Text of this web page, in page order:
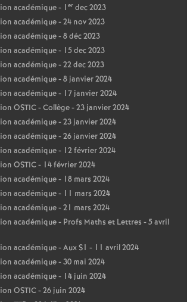
académique - 1 er dec 2023
académique - 24 nov 2023
académique - 8 déc 2023
académique - 15 dec 2023
académique - 22 dec 2023
académique - 8 janvier 2024
académique - 17 janvier 2024
OSTIC - Collège - 23 janvier 2024
académique - 23 janvier 2024
académique - 26 janvier 2024
académique - 12 février 2024
OSTIC - 14 février 2024
académique - 18 mars 2024
académique - 11 mars 2024
académique - 21 mars 2024
académique - Profs Maths et Lettres - 5 avril
académique - Aux S1 - 11 avril 2024
académique - 30 mai 2024
académique - 14 juin 2024
OSTIC - 26 juin 2024